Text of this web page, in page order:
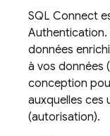
SQL Connect
Authentication
données
à vos données
conception
auxquelles ces
(autorisation).